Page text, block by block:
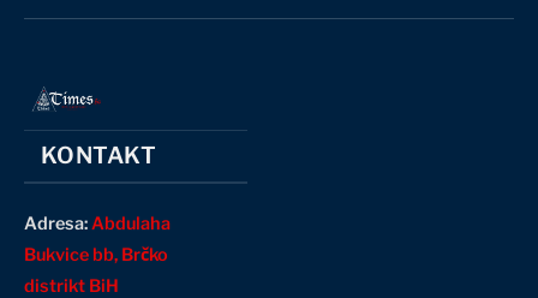
KONTAKT
Adresa:Abdulaha
Bukvice bb, Brčko
distrikt BiH